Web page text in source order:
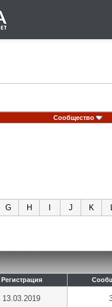
Сообщество
G H J K
Регистрация
13.03.2019